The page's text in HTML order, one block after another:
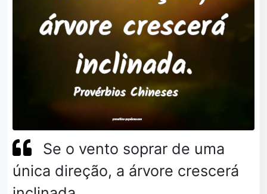
Se o vento soprar de uma
única direção, a árvore crescerá